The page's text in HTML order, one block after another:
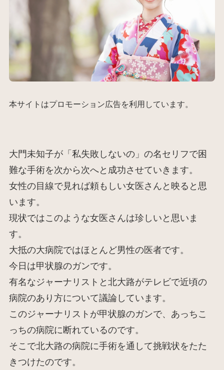
本サイトはプロモーション広告を利用しています。
大門未知子が「私失敗しないの」の名セリフで困
難な手術を次から次へと成功させていきます。
女性の目線で見れば頼もしい女医さんと映ると思
います。
現状ではこのような女医さんは珍しいと思いま
す。
大抵の大病院ではほとんど男性の医者です。
今日は甲状腺のガンです。
有名なジャーナリストと北大路がテレビで近頃の
病院のあり方について議論しています。
このジャーナリストが甲状腺のガンで、あっちこ
っちの病院に断れているのです。
そこで北大路の病院に手術を通して挑戦状をたた
きつけたのです。